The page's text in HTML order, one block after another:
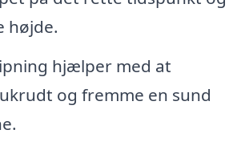
højde.
hjælper med at
og fremme en sund